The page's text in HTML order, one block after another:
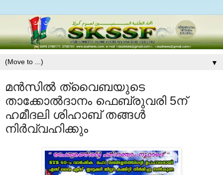
▼
മന്‍സില്‍ ത്വൈബയുടെ
താക്കോല്‍ദാനം ഫെബ്രുവരി 5ന്
ഹമീദലി ശിഹാബ് തങ്ങള്‍
നിര്‍വ്വഹിക്കും